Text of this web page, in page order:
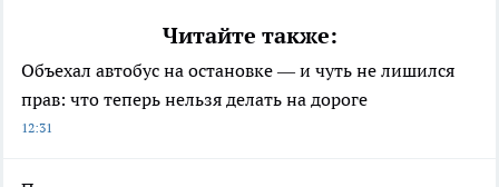
Читайте также:
Объехал автобус на остановке — и чуть не лишился
прав: что теперь нельзя делать на дороге
12:31